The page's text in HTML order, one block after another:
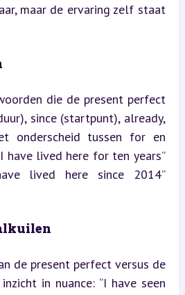
maar de ervaring zelf staat
die de present perfect
since (startpunt), already,
onderscheid tussen for en
have lived here for ten years”
lived here since 2014”
de present perfect versus de
in nuance: “I have seen